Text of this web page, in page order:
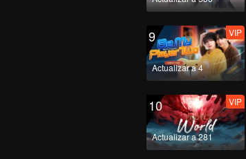
9
Actualizar a 4
VIP
10
Actualizar a 281
VIP